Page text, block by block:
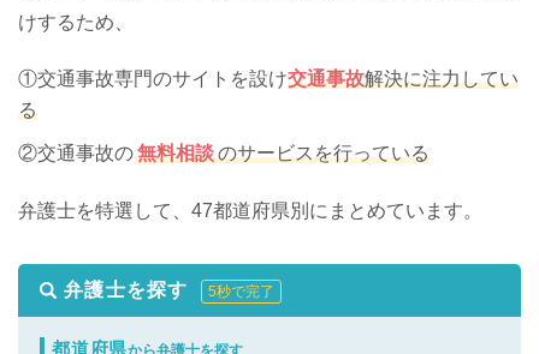
けするため、
①交通事故専門のサイトを設け交通事故解決に注力してい
る
②交通事故の無料相談のサービスを行っている
弁護士を特選して、47都道府県別にまとめています。
弁護士を探す 5秒で完了
都道府県